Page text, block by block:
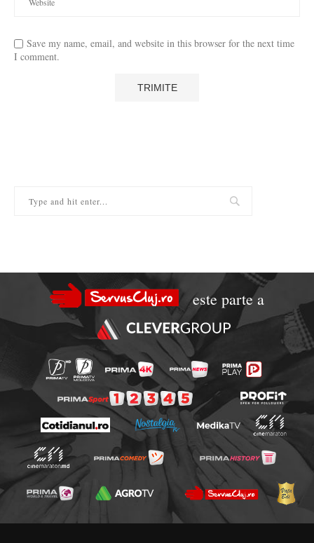
Save my name, email, and website in this browser for the next time
I comment.
este parte a